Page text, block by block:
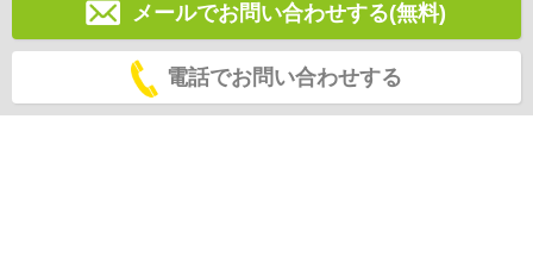
メールでお問い合わせする(無料)
電話でお問い合わせする